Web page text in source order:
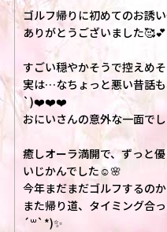
ゴルフ帰りに初めてのお誘
ありがとうございました
すごい穏やかそうで控えめ
実は…なちょっと悪い昔話
`)❤️❤️❤️
おにいさんの意外な一面で
癒しオーラ満開で、ずっと
いじかんでした☺️🌸
今年まだまだゴルフするの
また帰り道、タイミング合
´꒳`*)✨️